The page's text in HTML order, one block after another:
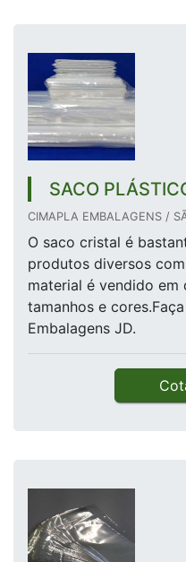
SACO
CIMAPLA EMBALAGENS /
O saco cristal é
produtos diversos
material é vendido em
tamanhos e
Embalagens JD.